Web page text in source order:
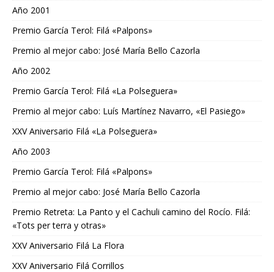
Año 2001
Premio García Terol: Filá «Palpons»
Premio al mejor cabo: José María Bello Cazorla
Año 2002
Premio García Terol: Filá «La Polseguera»
Premio al mejor cabo: Luís Martínez Navarro, «El Pasiego»
XXV Aniversario Filá «La Polseguera»
Año 2003
Premio García Terol: Filá «Palpons»
Premio al mejor cabo: José María Bello Cazorla
Premio Retreta: La Panto y el Cachuli camino del Rocío. Filá:
«Tots per terra y otras»
XXV Aniversario Filá La Flora
XXV Aniversario Filá Corrillos